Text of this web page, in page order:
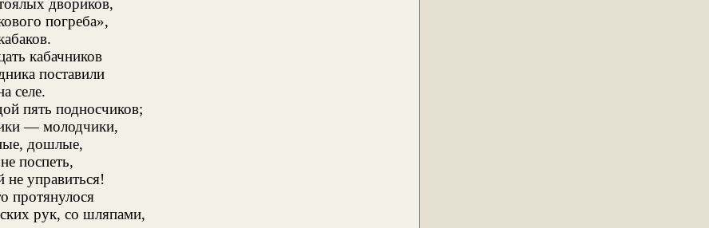
двориков,
погреба»,
кабачников
поставили
селе.
пять подносчиков;
— молодчики,
дошлые,
поспеть,
не управиться!
протянулося
рук, со шляпами,